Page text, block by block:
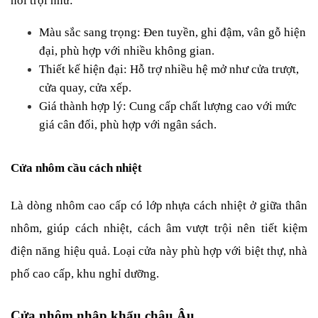
Màu sắc sang trọng: Đen tuyền, ghi đậm, vân gỗ hiện
đại, phù hợp với nhiều không gian.
Thiết kế hiện đại: Hỗ trợ nhiều hệ mở như cửa trượt,
cửa quay, cửa xếp.
Giá thành hợp lý: Cung cấp chất lượng cao với mức
giá cân đối, phù hợp với ngân sách.
Cửa nhôm cầu cách nhiệt
Là dòng nhôm cao cấp có lớp nhựa cách nhiệt ở giữa thân
nhôm, giúp cách nhiệt, cách âm vượt trội nên tiết kiệm
điện năng hiệu quả. Loại cửa này phù hợp với biệt thự, nhà
phố cao cấp, khu nghỉ dưỡng.